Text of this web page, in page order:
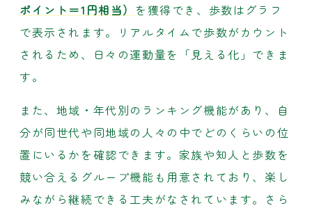
ポイント＝1円相当） を獲得でき、歩数はグラフ
で表示されます。リアルタイムで歩数がカウント
されるため、日々の運動量を「見える化」できま
す。
また、地域・年代別のランキング機能があり、自
分が同世代や同地域の人々の中でどのくらいの位
置にいるかを確認できます。家族や知人と歩数を
競い合えるグループ機能も用意されており、楽し
みながら継続できる工夫がなされています。さら